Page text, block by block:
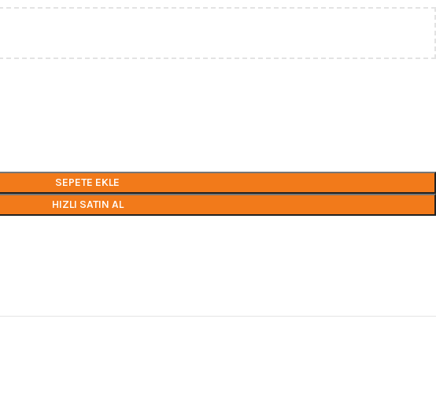
SEPETE EKLE
HIZLI SATIN AL